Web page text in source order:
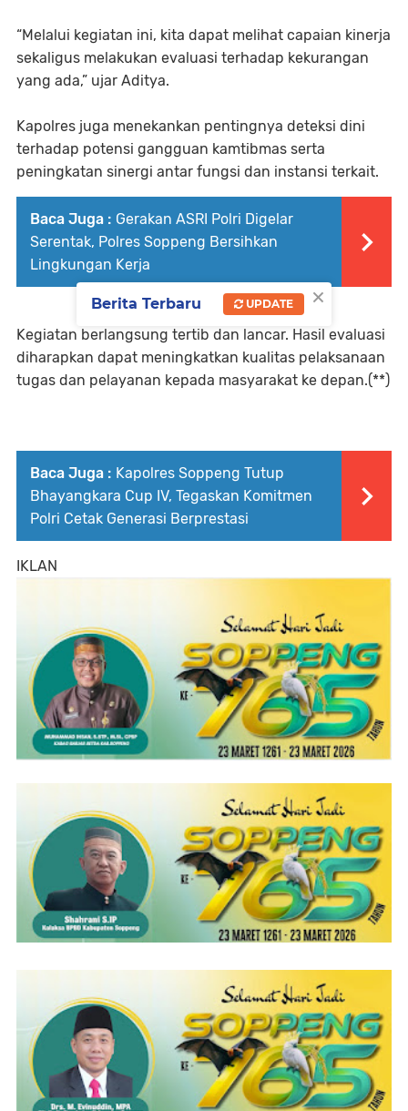
“Melalui kegiatan ini, kita dapat melihat capaian kinerja
sekaligus melakukan evaluasi terhadap kekurangan
yang ada,” ujar Aditya.
Kapolres juga menekankan pentingnya deteksi dini
terhadap potensi gangguan kamtibmas serta
peningkatan sinergi antar fungsi dan instansi terkait.
Baca Juga : Gerakan ASRI Polri Digelar
Serentak, Polres Soppeng Bersihkan
Lingkungan Kerja
Kegiatan berlangsung tertib dan lancar. Hasil evaluasi
diharapkan dapat meningkatkan kualitas pelaksanaan
tugas dan pelayanan kepada masyarakat ke depan.(**)
Baca Juga : Kapolres Soppeng Tutup
Bhayangkara Cup IV, Tegaskan Komitmen
Polri Cetak Generasi Berprestasi
IKLAN
×
Berita Terbaru UPDATE